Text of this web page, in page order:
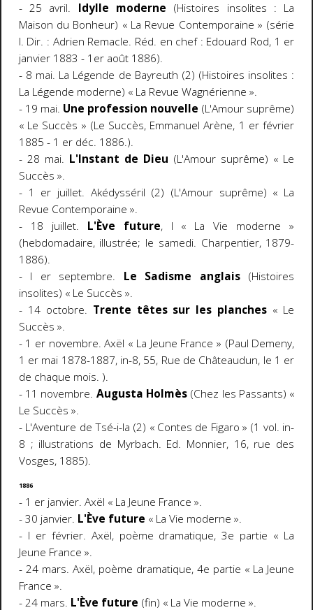
- 25 avril.
Idylle moderne (Histoires insolites : La
Maison du Bonheur) « La Revue Contemporaine » (série
I. Dir. : Adrien Remacle. Réd. en chef : Edouard Rod, 1 er
janvier 1883 - 1er août 1886).
- 8 mai. La Légende de Bayreuth (2) (Histoires insolites :
La Légende moderne) « La Revue Wagnérienne ».
- 19 mai. Une profession nouvelle (L'Amour suprême)
« Le Succès » (Le Succès, Emmanuel Arène, 1 er février
1885 - 1 er déc. 1886.).
- 28 mai. L'Instant de Dieu (L'Amour suprême) « Le
Succès ».
- 1 er juillet. Akédysséril (2) (L'Amour suprême) « La
Revue Contemporaine ».
- 18 juillet.
L'Ève future, I « La Vie moderne »
(hebdomadaire, illustrée; le samedi. Charpentier, 1879-
1886).
- l er septembre.
Le Sadisme anglais (Histoires
insolites) « Le Succès ».
- 14 octobre. Trente têtes sur les planches « Le
Succès ».
- 1 er novembre. Axël « La Jeune France » (Paul Demeny,
1 er mai 1878-1887, in-8, 55, Rue de Châteaudun, le 1 er
de chaque mois. ).
- 11 novembre. Augusta Holmès (Chez les Passants) «
Le Succès ».
- L'Aventure de Tsé-i-la (2) « Contes de Figaro » (1 vol. in-
8 ; illustrations de Myrbach. Ed. Monnier, 16, rue des
Vosges, 1885).
1886
- 1 er janvier. Axël « La Jeune France ».
- 30 janvier. L'Ève future « La Vie moderne ».
- l er février. Axël, poème dramatique, 3e partie « La
Jeune France ».
- 24 mars. Axël, poème dramatique, 4e partie « La Jeune
France ».
- 24 mars. L'Ève future (fin) « La Vie moderne ».